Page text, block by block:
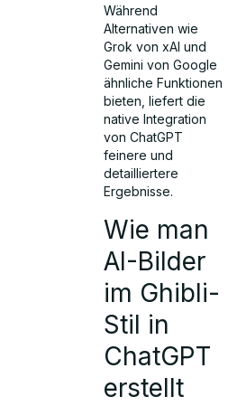
Während
Alternativen wie
Grok von xAI und
Gemini von Google
ähnliche Funktionen
bieten, liefert die
native Integration
von ChatGPT
feinere und
detailliertere
Ergebnisse.
Wie man
AI-Bilder
im Ghibli-
Stil in
ChatGPT
erstellt